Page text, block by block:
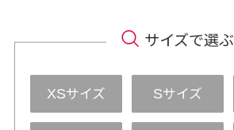
サイズで選ぶ
XSサイズ Sサイズ